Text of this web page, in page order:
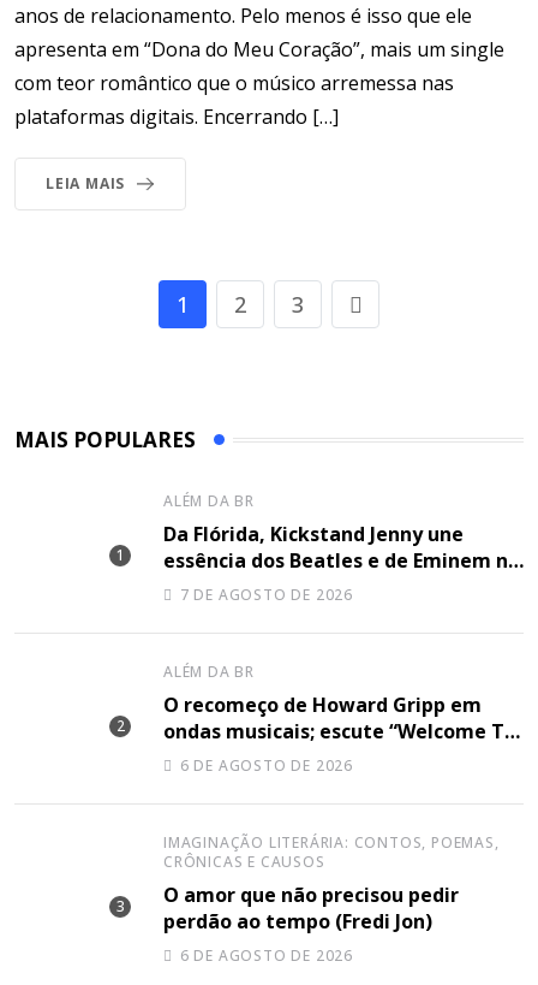
anos de relacionamento. Pelo menos é isso que ele
apresenta em “Dona do Meu Coração”, mais um single
com teor romântico que o músico arremessa nas
plataformas digitais. Encerrando […]
LEIA MAIS
1 2 3
MAIS POPULARES
ALÉM DA BR
Da Flórida, Kickstand Jenny une
essência dos Beatles e de Eminem na
canção “Lose Together”
7 DE AGOSTO DE 2026
ALÉM DA BR
O recomeço de Howard Gripp em
ondas musicais; escute “Welcome To
Your Life”
6 DE AGOSTO DE 2026
IMAGINAÇÃO LITERÁRIA: CONTOS, POEMAS,
CRÔNICAS E CAUSOS
O amor que não precisou pedir
perdão ao tempo (Fredi Jon)
6 DE AGOSTO DE 2026